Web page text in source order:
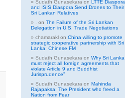
Sudath Gunasekara on LTTE Diaspora
and ISIS Diaspora Send Drones to Their
Sri Lankan Relatives
on The Failure of the Sri Lankan
Delegation in U.S. Trade Negotiations
chamarakl on China willing to promote
strategic cooperative partnership with Sri
Lanka: Chinese FM
Sudath Gunasekara on Why Sri Lanka
must reject all foreign agreements that
violate Article 9 and Buddhist
Jurisprudence”
Sudath Gunasekara on Mahinda
Rajapaksa: The President who freed a
Nation from Fear